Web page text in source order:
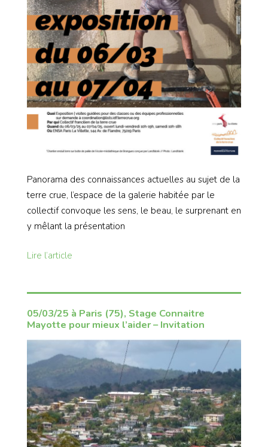
Panorama des connaissances actuelles au sujet de la
terre crue, l’espace de la galerie habitée par le
collectif convoque les sens, le beau, le surprenant en
y mêlant la présentation
Lire l’article
05/03/25 à Paris (75), Stage Connaitre
Mayotte pour mieux l’aider – Invitation